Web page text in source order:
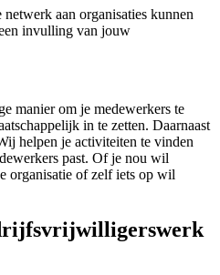
aan organisaties kunnen
invulling van jouw
manier om je medewerkers te
in te zetten. Daarnaast
helpen je activiteiten te vinden
past. Of je nou wil
organisatie of zelf iets op wil